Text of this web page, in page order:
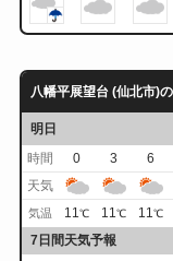
八幡平展望台 (仙北市)
明日
時間
0 3 6
天気
気温 11℃ 11℃ 11℃
7日間天気予報